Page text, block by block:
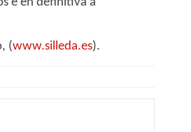
(www.silleda.es).